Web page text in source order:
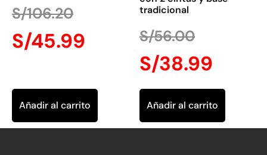
S/106.20
S/45.99
Añadir al carrito
tradicional
S/56.00
S/38.99
Añadir al carrito